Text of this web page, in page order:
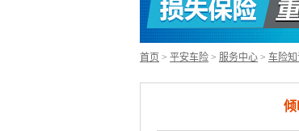
首页 > 平安车险 > 服务中心 > 车险知
倾